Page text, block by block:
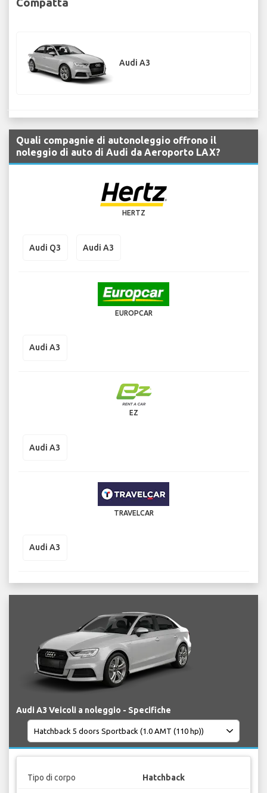
Audi A3
Quali compagnie di autonoleggio offrono il
noleggio di auto di Audi da Aeroporto LAX?
HERTZ
Audi Q3 Audi A3
EUROPCAR
Audi A3
EZ
Audi A3
TRAVELCAR
Audi A3
Audi A3 Veicoli a noleggio - Specifiche
Tipo di corpo Hatchback